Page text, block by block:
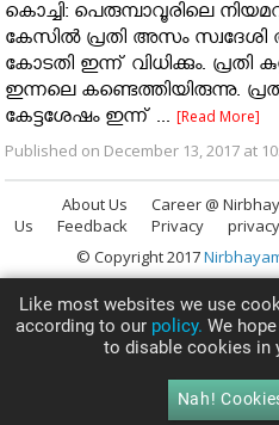
കൊച്ചി: പെരുമ്പാവൂരിലെ
കേസില്‍ പ്രതി അസം സ്വദേശി
കോടതി ഇന്ന് വിധിക്കും. പ്രതി
ഇന്നലെ കണ്ടെത്തിയിരുന്നു.
കേട്ടശേഷം ഇന്ന് ...[Read More]
Published on December 13, 2017 at
About Us Career @
Us
Feedback Privacy
© Copyright 2017
Like most websites we use
according to our policy. We
to disable cookies in
Nah!